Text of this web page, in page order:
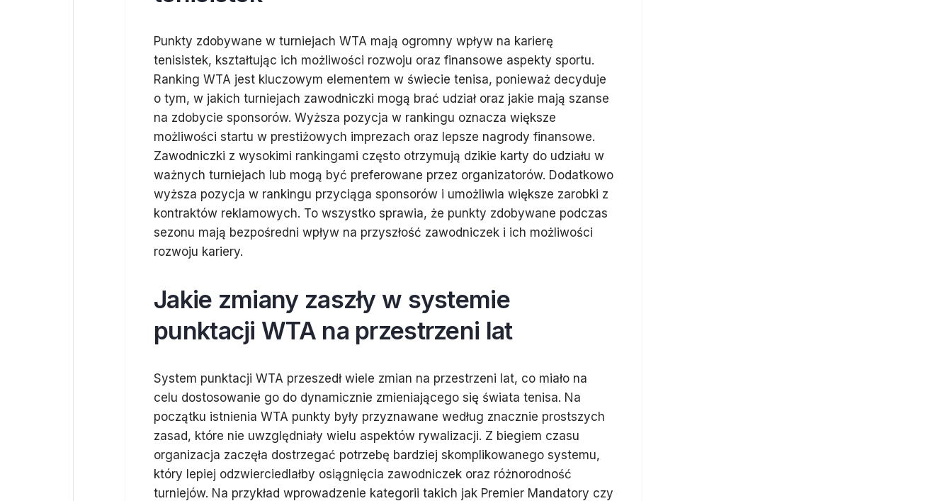
Punkty zdobywane w turniejach WTA mają ogromny wpływ na karierę
tenisistek, kształtując ich możliwości rozwoju oraz finansowe aspekty sportu.
Ranking WTA jest kluczowym elementem w świecie tenisa, ponieważ decyduje
o tym, w jakich turniejach zawodniczki mogą brać udział oraz jakie mają szanse
na zdobycie sponsorów. Wyższa pozycja w rankingu oznacza większe
możliwości startu w prestiżowych imprezach oraz lepsze nagrody finansowe.
Zawodniczki z wysokimi rankingami często otrzymują dzikie karty do udziału w
ważnych turniejach lub mogą być preferowane przez organizatorów. Dodatkowo
wyższa pozycja w rankingu przyciąga sponsorów i umożliwia większe zarobki z
kontraktów reklamowych. To wszystko sprawia, że punkty zdobywane podczas
sezonu mają bezpośredni wpływ na przyszłość zawodniczek i ich możliwości
rozwoju kariery.
Jakie zmiany zaszły w systemie
punktacji WTA na przestrzeni lat
System punktacji WTA przeszedł wiele zmian na przestrzeni lat, co miało na
celu dostosowanie go do dynamicznie zmieniającego się świata tenisa. Na
początku istnienia WTA punkty były przyznawane według znacznie prostszych
zasad, które nie uwzględniały wielu aspektów rywalizacji. Z biegiem czasu
organizacja zaczęła dostrzegać potrzebę bardziej skomplikowanego systemu,
który lepiej odzwierciedlałby osiągnięcia zawodniczek oraz różnorodność
turniejów. Na przykład wprowadzenie kategorii takich jak Premier Mandatory czy